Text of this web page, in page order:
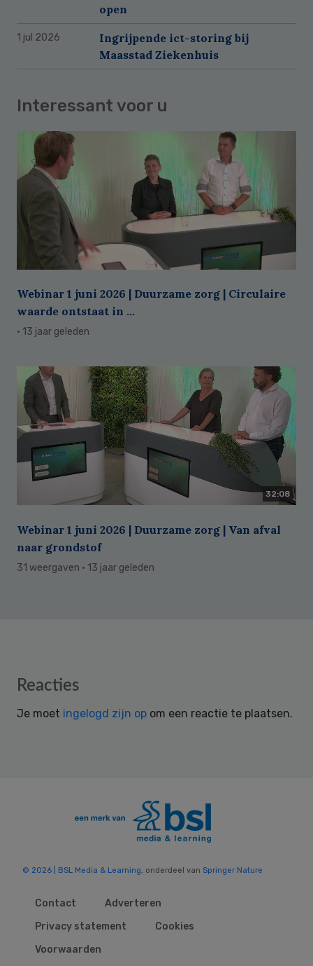
open
1 jul 2026
Ingrijpende ict-storing bij
Maasstad Ziekenhuis
Interessant voor u
Webinar 1 juni 2026 | Duurzame zorg | Circulaire
waarde ontstaat in ...
· 13 jaar geleden
32:08
Webinar 1 juni 2026 | Duurzame zorg | Van afval
naar grondstof
31 weergaven · 13 jaar geleden
Reader
Reacties
Je moet ingelogd zijn op om een reactie te plaatsen.
© 2026 | BSL Media & Learning, onderdeel van Springer Nature
Contact
Adverteren
Privacy statement
Cookies
Voorwaarden